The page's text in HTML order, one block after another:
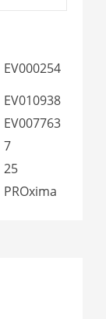
EV000254
EV010938
EV007763
7
25
PROxima